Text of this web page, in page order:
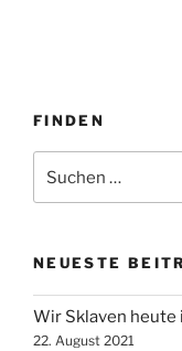
FINDEN
nach:
NEUESTE
Wir Sklaven
22. August 2021